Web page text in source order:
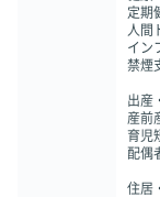
定期
人間
イン
禁煙
出産
産前
育児
配偶
住居